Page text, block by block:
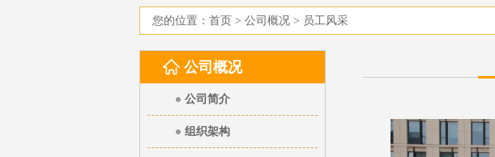
您的位置： 首页 > 公司概况 > 员工风采
公司概况
公司简介
组织架构